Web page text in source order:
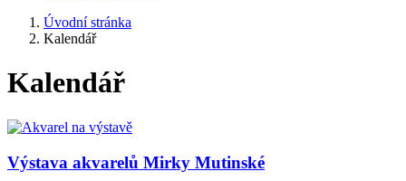
Úvodní stránka
Kalendář
Kalendář
Výstava akvarelů Mirky Mutinské